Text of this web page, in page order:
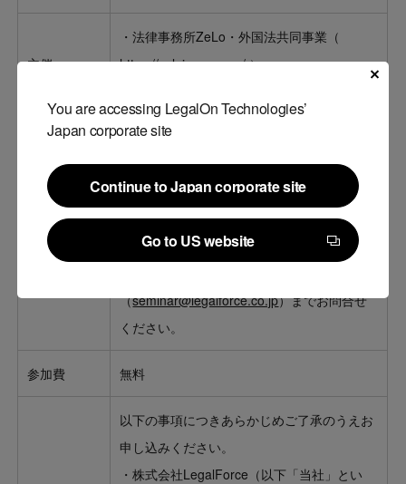
You are accessing LegalOn Technologies’
Japan corporate site
Continue to Japan corporate site
Continue to Japan corporate site
Go to US website
Go to US website
主催
・法律事務所ZeLo・外国法共同事業（
https://zelojapan.com/）
視聴方法
Zoomでのオンライン配信
※視聴方法につきましては、お申込いただい
た方へ開催前日までに視聴用URLをメールに
てご案内いたします。前日正午までにご案内
メールが届かない方は、お手数ですが、
（seminar@legalforce.co.jp）までお問合せ
ください。
参加費 無料
以下の事項につきあらかじめご了承のうえお
申し込みください。
・株式会社LegalForce（以下「当社」とい